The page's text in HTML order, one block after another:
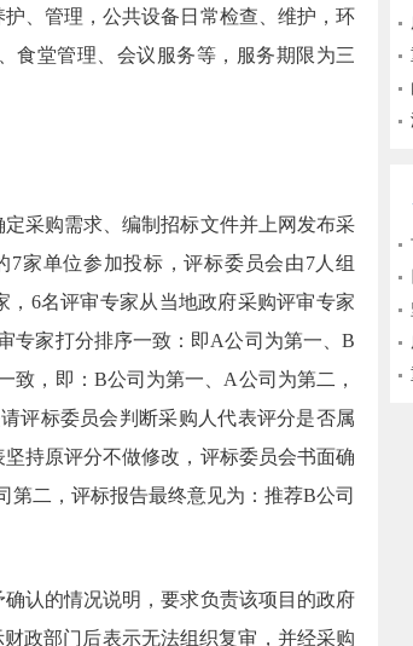
、管理，公共设备日常检查、维护，环
食堂管理、会议服务等，服务期限为三
采购需求、编制招标文件并上网发布采
7家单位参加投标，评标委员会由7人组
6名评审专家从当地政府采购评审专家
专家打分排序一致：即A公司为第一、B
致，即： B公司为第一、 A公司为第二，
评标委员会判断采购人代表评分是否属
持原评分不做修改，评标委员会书面确
第二，评标报告最终意见为：推荐B公司
认的情况说明，要求负责该项目的政府
政部门后表示无法组织复审，并经采购